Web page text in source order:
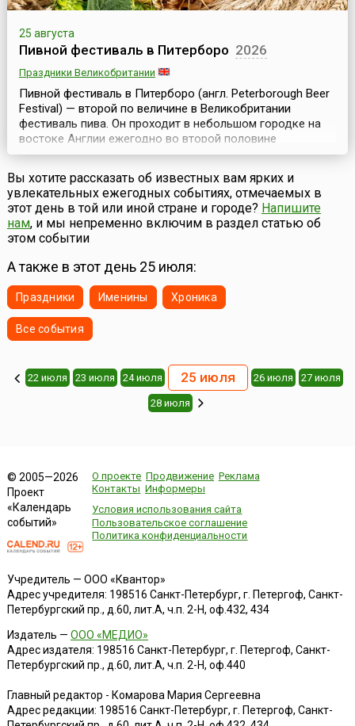
25 августа
Пивной фестиваль в Питерборо 2026
Праздники Великобритании
Пивной фестиваль в Питерборо (англ. Peterborough Beer
Festival) — второй по величине в Великобритании
фестиваль пива. Он проходит в небольшом городке на
востоке Англии ежегодно во второй половине
августа.На фестиваль съезжаются десятки тысяч
человек, так что население города увеличивается в
несколько раз, но ненадолго, потому что длится эта
радость для гурманов пива всего 5 дней. На фестив...
Вы хотите рассказать об известных вам ярких и
увлекательных ежегодных событиях, отмечаемых в
этот день в той или иной стране и городе? Напишите
нам, и мы непременно включим в раздел статью об
этом событии
А также в этот день 25 июля:
Праздники Именины Хроника
Все события
22 июля 23 июля 24 июля 25 июля 26 июля 27 июля
28 июля
© 2005—2026
Проект
«Календарь
событий»
О проекте Продвижение Реклама
Контакты Информеры
Условия использования сайта
Пользовательское соглашение
Политика конфиденциальности
Учредитель — ООО «Квантор»
Адрес учредителя: 198516 Санкт-Петербург, г. Петергоф, Санкт-
Петербургский пр., д.60, лит.А, ч.п. 2-Н, оф.432, 434
Издатель — ООО «МЕДИО»
Адрес издателя: 198516 Санкт-Петербург, г. Петергоф, Санкт-
Петербургский пр., д.60, лит.А, ч.п. 2-Н, оф.440
Главный редактор - Комарова Мария Сергеевна
Адрес редакции: 198516 Санкт-Петербург, г. Петергоф, Санкт-